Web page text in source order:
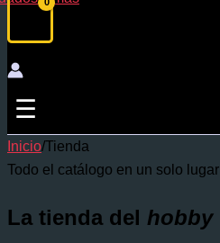
☰
Inicio/Tienda
Todo el catálogo en un solo lugar
La tienda del hobby